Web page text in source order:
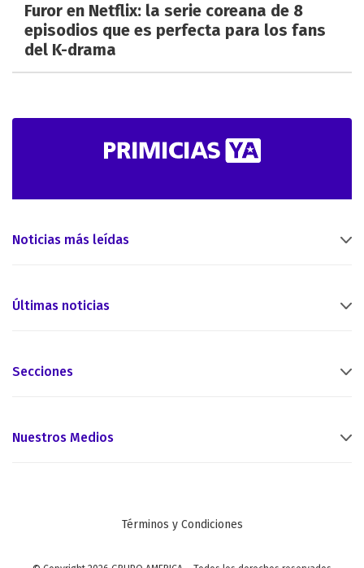
Furor en Netflix: la serie coreana de 8
episodios que es perfecta para los fans
del K-drama
Noticias más leídas
Últimas noticias
Secciones
Nuestros Medios
Términos y Condiciones